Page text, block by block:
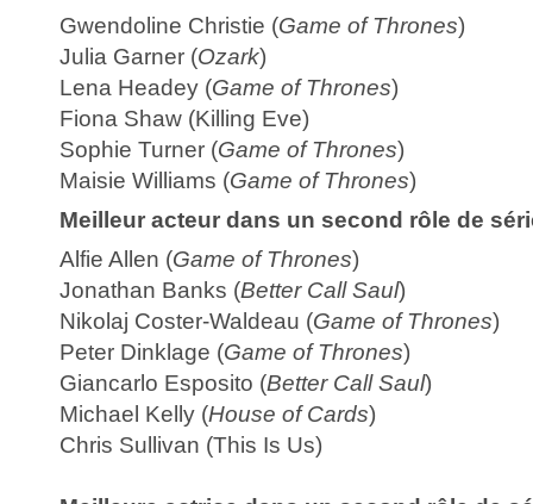
Gwendoline Christie (Game of Thrones)
Julia Garner (Ozark)
Lena Headey (Game of Thrones)
Fiona Shaw (Killing Eve)
Sophie Turner (Game of Thrones)
Maisie Williams (Game of Thrones)
Meilleur acteur dans un second rôle de
Alfie Allen (Game of Thrones)
Jonathan Banks (Better Call Saul)
Nikolaj Coster-Waldeau (Game of Thrones)
Peter Dinklage (Game of Thrones)
Giancarlo Esposito (Better Call Saul)
Michael Kelly (House of Cards)
Chris Sullivan (This Is Us)